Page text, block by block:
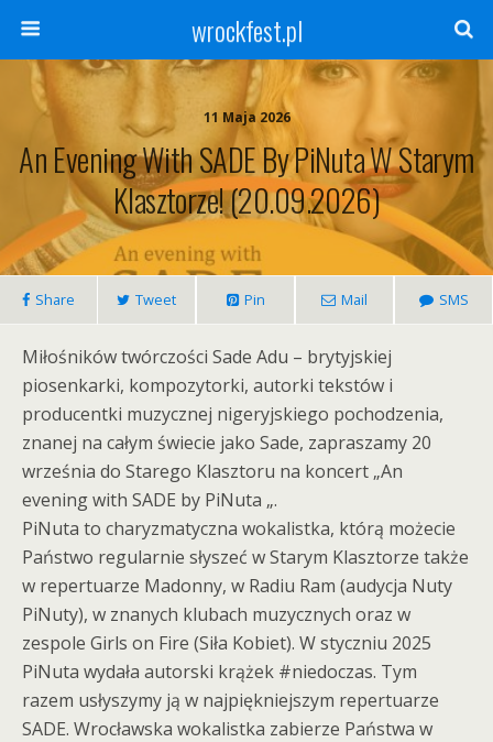
wrockfest.pl
11 Maja 2026
An Evening With SADE By PiNuta W Starym
Klasztorze! (20.09.2026)
Share Tweet Pin Mail SMS
Miłośników twórczości Sade Adu – brytyjskiej
piosenkarki, kompozytorki, autorki tekstów i
producentki muzycznej nigeryjskiego pochodzenia,
znanej na całym świecie jako Sade, zapraszamy 20
września do Starego Klasztoru na koncert „An
evening with SADE by PiNuta „.
PiNuta to charyzmatyczna wokalistka, którą możecie
Państwo regularnie słyszeć w Starym Klasztorze także
w repertuarze Madonny, w Radiu Ram (audycja Nuty
PiNuty), w znanych klubach muzycznych oraz w
zespole Girls on Fire (Siła Kobiet). W styczniu 2025
PiNuta wydała autorski krążek #niedoczas. Tym
razem usłyszymy ją w najpiękniejszym repertuarze
SADE. Wrocławska wokalistka zabierze Państwa w